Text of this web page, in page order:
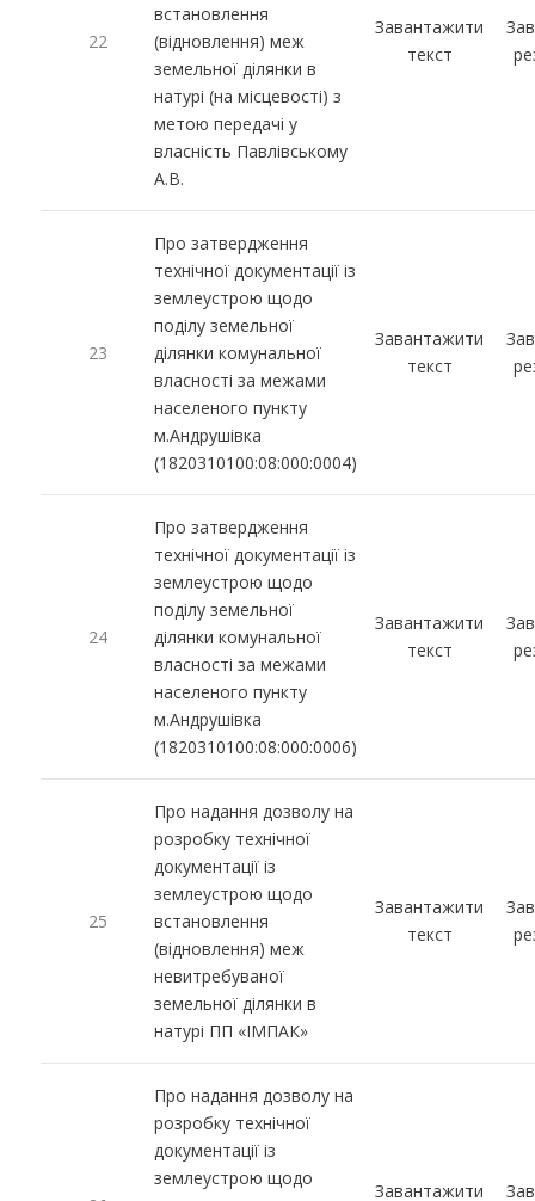
22
встановлення
(відновлення) меж
земельної ділянки в
натурі (на місцевості) з
метою передачі у
власність Павлівському
А.В.
Завантажити
текст
23
Про затвердження
технічної документації із
землеустрою щодо
поділу земельної
ділянки комунальної
власності за межами
населеного пункту
м.Андрушівка
(1820310100:08:000:0004)
Завантажити
текст
24
Про затвердження
технічної документації із
землеустрою щодо
поділу земельної
ділянки комунальної
власності за межами
населеного пункту
м.Андрушівка
(1820310100:08:000:0006)
Завантажити
текст
25
Про надання дозволу на
розробку технічної
документації із
землеустрою щодо
встановлення
(відновлення) меж
невитребуваної
земельної ділянки в
натурі ПП «ІМПАК»
Завантажити
текст
Про надання дозволу на
розробку технічної
документації із
землеустрою щодо
Завантажити